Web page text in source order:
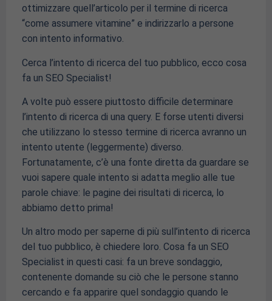
ottimizzare quell’articolo per il termine di ricerca
“come assumere vitamine” e indirizzarlo a persone
con intento informativo.
Cerca l’intento di ricerca del tuo pubblico, ecco cosa
fa un SEO Specialist!
A volte può essere piuttosto difficile determinare
l’intento di ricerca di una query. E forse utenti diversi
che utilizzano lo stesso termine di ricerca avranno un
intento utente (leggermente) diverso.
Fortunatamente, c’è una fonte diretta da guardare se
vuoi sapere quale intento si adatta meglio alle tue
parole chiave: le pagine dei risultati di ricerca, lo
abbiamo detto prima!
Un altro modo per saperne di più sull’intento di ricerca
del tuo pubblico, è chiedere loro. Cosa fa un SEO
Specialist in questi casi: fa un breve sondaggio,
contenente domande su ciò che le persone stanno
cercando e fa apparire quel sondaggio quando le